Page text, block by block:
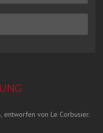
entworfen von Le Corbusier.